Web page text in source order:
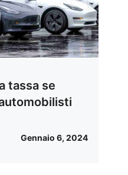
tassa se
Gennaio 6, 2024